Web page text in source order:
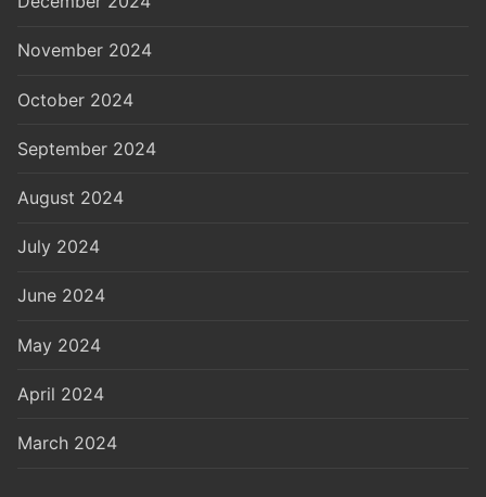
November 2024
October 2024
September 2024
August 2024
July 2024
June 2024
May 2024
April 2024
March 2024